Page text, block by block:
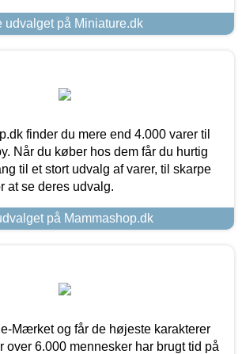
udvalget på Miniature.dk
finder du mere end 4.000 varer til
Når du køber hos dem får du hurtig
til et stort udvalg af varer, til skarpe
at se deres udvalg.
på Mammashop.dk
Mærket og får de højeste karakterer
over 6.000 mennesker har brugt tid på